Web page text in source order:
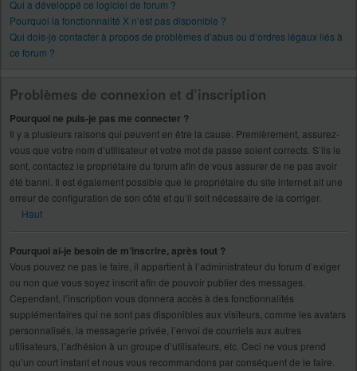
Qui a développé ce logiciel de forum ?
Pourquoi la fonctionnalité X n’est pas disponible ?
Qui dois-je contacter à propos de problèmes d’abus ou d’ordres légaux liés à
ce forum ?
Problèmes de connexion et d’inscription
Pourquoi ne puis-je pas me connecter ?
Il y a plusieurs raisons qui peuvent en être la cause. Premièrement, assurez-
vous que votre nom d’utilisateur et votre mot de passe soient corrects. S’ils le
sont, contactez le propriétaire du forum afin de vous assurer de ne pas avoir
été banni. Il est également possible que le propriétaire du site internet ait une
erreur de configuration de son côté et qu’il soit nécessaire de la corriger.
Haut
Pourquoi ai-je besoin de m’inscrire, après tout ?
Vous pouvez ne pas le faire, il appartient à l’administrateur du forum d’exiger
ou non que vous soyez inscrit afin de pouvoir publier des messages.
Cependant, l’inscription vous donnera accès à des fonctionnalités
supplémentaires qui ne sont pas disponibles aux visiteurs, comme les avatars
personnalisés, la messagerie privée, l’envoi de courriels aux autres
utilisateurs, l’adhésion à un groupe d’utilisateurs, etc. Ceci ne vous prend
qu’un court instant et nous vous recommandons par conséquent de le faire.